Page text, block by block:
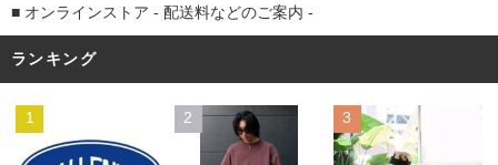
■ オンラインストア - 配送料などのご案内 -
ランキング
1 2 3